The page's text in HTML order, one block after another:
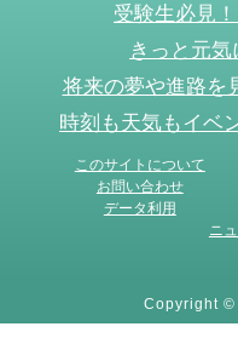
受験生必見
きっと元
将来の夢や進路を
時刻も天気もイベ
このサイトについて
お問い合わせ
データ利用
ニ
Copyright ©